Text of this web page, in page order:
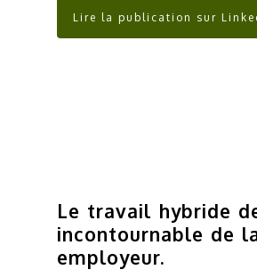
Lire la publication sur
Le travail hybride
incontournable de
employeur.